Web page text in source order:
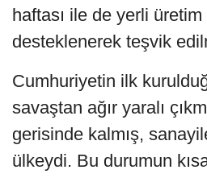
haftası ile de yerli
desteklenerek teşvik
Cumhuriyetin ilk
savaştan ağır yaralı
gerisinde kalmış,
ülkeydi. Bu durumun